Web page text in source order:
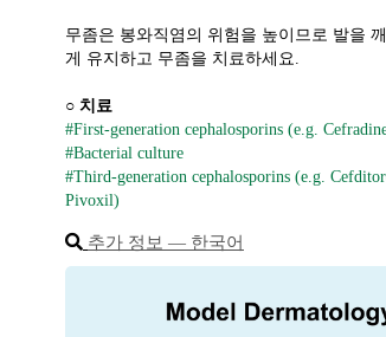
무좀은 봉와직염의 위험을 높이므로 발을
게 유지하고 무좀을 치료하세요.
○ 치료
#First-generation cephalosporins (e.g.
#Bacterial culture
#Third-generation cephalosporins (e.g.
Pivoxil)
추가 정보 ― 한국어